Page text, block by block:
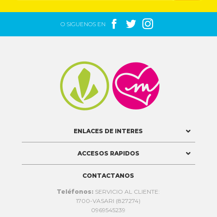
O SIGUENOS EN   

ENLACES DE INTERES
ACCESOS RAPIDOS
CONTACTANOS
Teléfonos: SERVICIO AL CLIENTE:
1700-VASARI (827274)
0969545239